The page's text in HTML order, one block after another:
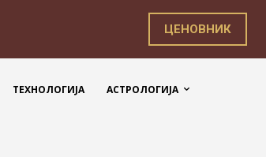
ЦЕНОВНИК
ТЕХНОЛОГИЈА АСТРОЛОГИЈА